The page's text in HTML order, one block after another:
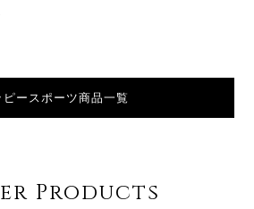
ピースポーツ商品一覧
Products